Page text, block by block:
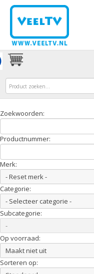
Zoekwoorden:
Productnummer:
Merk:
Categorie:
Subcategorie:
Op voorraad:
Sorteren op: